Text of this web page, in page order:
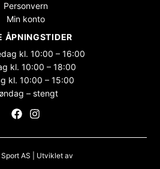
Personvern
Min konto
ÅPNINGSTIDER
kl. 10:00 – 16:00
kl. 10:00 – 18:00
kl. 10:00 – 15:00
– stengt
AS | Utviklet av